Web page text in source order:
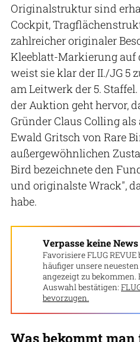
Originalstruktur sind
Cockpit,
zahlreicher originaler
Kleeblatt-Markierung
weist sie klar der II./JG 5
am Leitwerk der 5.
der Auktion geht hervor,
Gründer Claus Colling
Ewald Gritsch von Rare
außergewöhnlichen
Bird bezeichnete den
und originalste Wrack",
habe.
Verpasse keine
Favorisiere FLUG
häufiger unsere
angezeigt zu
Auswahl bestätigen:
bevorzugen.
Was bekommt man